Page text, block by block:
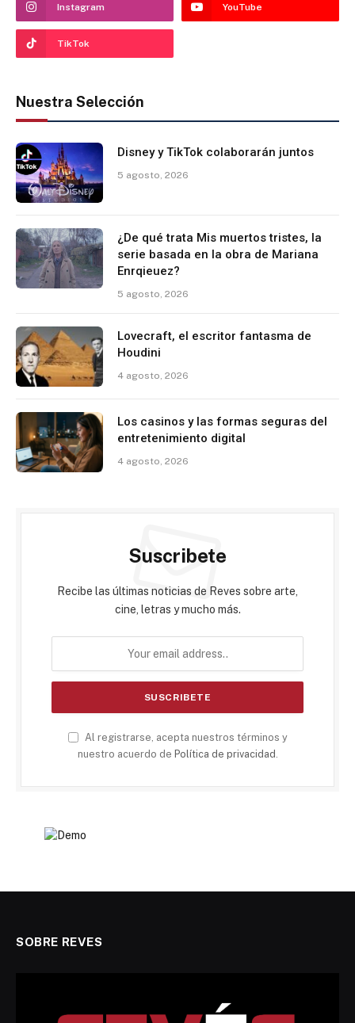
Instagram YouTube
TikTok
Nuestra Selección
Disney y TikTok colaborarán juntos
5 agosto, 2026
¿De qué trata Mis muertos tristes, la
serie basada en la obra de Mariana
Enrqieuez?
5 agosto, 2026
Lovecraft, el escritor fantasma de
Houdini
4 agosto, 2026
Los casinos y las formas seguras del
entretenimiento digital
4 agosto, 2026
Suscribete
Recibe las últimas noticias de Reves sobre arte,
cine, letras y mucho más.
Al registrarse, acepta nuestros términos y
nuestro acuerdo de Política de privacidad .
SOBRE REVES